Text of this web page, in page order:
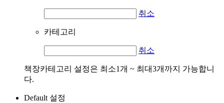
취소
카테고리
취소
책장카테고리 설정은 최소1개 ~ 최대3개까지 가능합니
다.
Default 설정